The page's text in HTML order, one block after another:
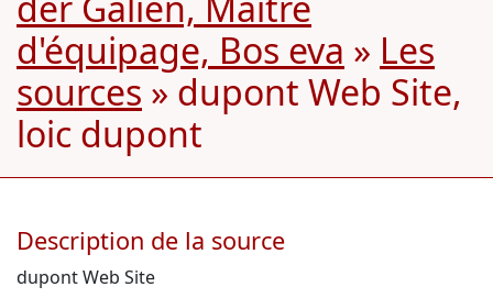
d'équipage, Bos eva » Les
sources » dupont Web Site,
loic dupont
Description de la source
dupont Web Site